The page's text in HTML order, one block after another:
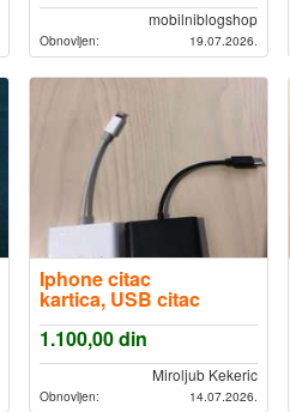
mobilniblogshop
Obnovljen: 19.07.2026.
Iphone citac
kartica, USB citac
besplatna dostava
1.100,00din
Miroljub Kekeric
Obnovljen: 14.07.2026.